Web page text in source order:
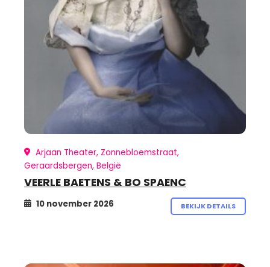
Arjaan Theater, Zonnebloemstraat,
Geraardsbergen, België
VEERLE BAETENS & BO SPAENC
10 november 2026 BEKIJK DETAILS